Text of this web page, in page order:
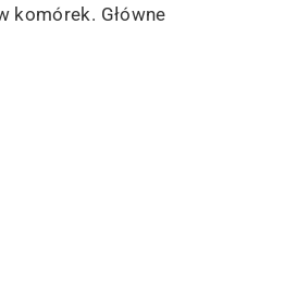
komórek. Główne